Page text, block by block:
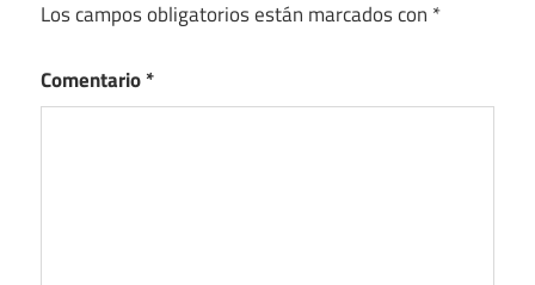
Los campos obligatorios están marcados con *
Comentario*